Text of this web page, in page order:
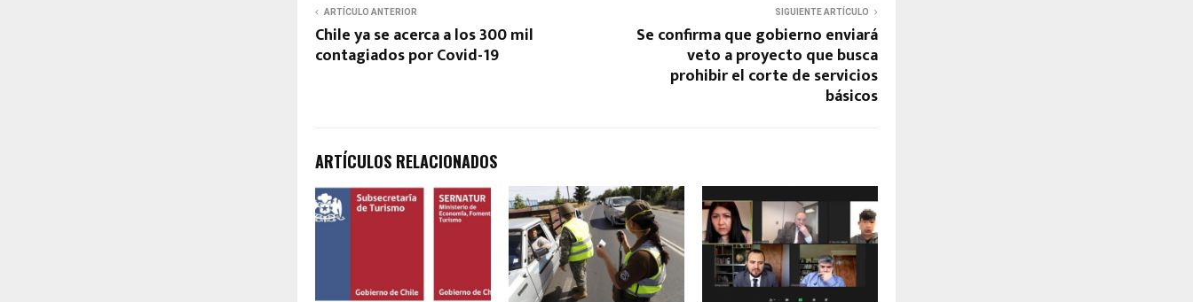
ARTÍCULO ANTERIOR
Chile ya se acerca a los 300 mil
contagiados por Covid-19
SIGUIENTE ARTÍCULO
Se confirma que gobierno enviará
veto a proyecto que busca
prohibir el corte de servicios
básicos
ARTÍCULOS RELACIONADOS